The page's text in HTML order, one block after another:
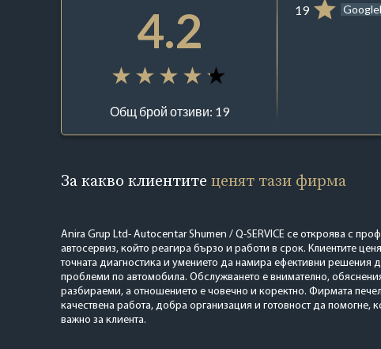
4.2
Общ брой отзиви: 19
19
За какво клиентите ценят тази фирма
Anira Grup Ltd- Autocentar Shumen / Q-SERVICE се откроява с
автосервиз, който реагира бързо и работи в срок. Клиентите
точната диагностика и умението да намира ефективни решения
проблеми по автомобила. Обслужването е внимателно,
разбираеми, а отношението е човечно и коректно. Фирмата
качествена работа, добра организация и готовност да помогне,
важно за клиента.